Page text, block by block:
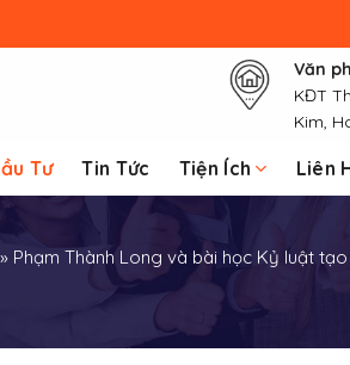
Văn
KĐT
Kim,
Tư Tin Tức Tiện Ích Liên
» Phạm Thành Long và bài học Kỷ luật